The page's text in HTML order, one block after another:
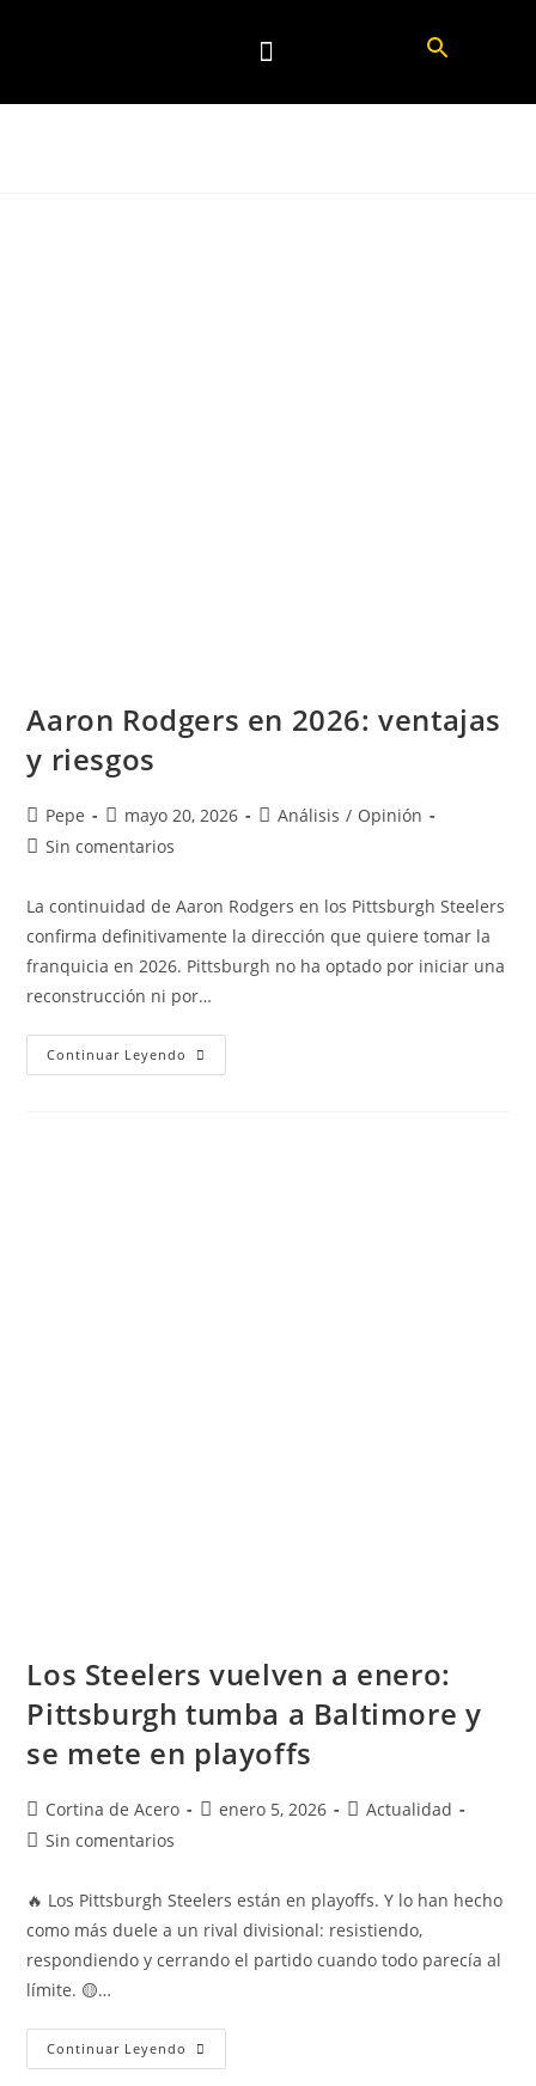
Aaron Rodgers en 2026: ventajas
y riesgos
Pepe mayo 20, 2026 Análisis / Opinión
Sin comentarios
La continuidad de Aaron Rodgers en los Pittsburgh Steelers
confirma definitivamente la dirección que quiere tomar la
franquicia en 2026. Pittsburgh no ha optado por iniciar una
reconstrucción ni por…
Continuar Leyendo
Los Steelers vuelven a enero:
Pittsburgh tumba a Baltimore y
se mete en playoffs
Cortina de Acero enero 5, 2026
Actualidad
Sin comentarios
🔥 Los Pittsburgh Steelers están en playoffs. Y lo han hecho
como más duele a un rival divisional: resistiendo,
respondiendo y cerrando el partido cuando todo parecía al
límite. 🟡…
Continuar Leyendo